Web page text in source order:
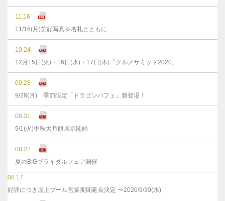
11.16
11/16(月)笑顔写真を名札とともに
10.24
12月15日(火)・16日(水)・17日(木)「グルメサミット2020」
09.28
9/28(月) 季節限定「ドラゴンパフェ」新登場！
08.31
9/1(火)中秋大月餅展示開始
08.22
夏のBIGブライダルフェア開催
08.17
好評につき屋上プール営業期間延長決定 〜2020/9/30(水)